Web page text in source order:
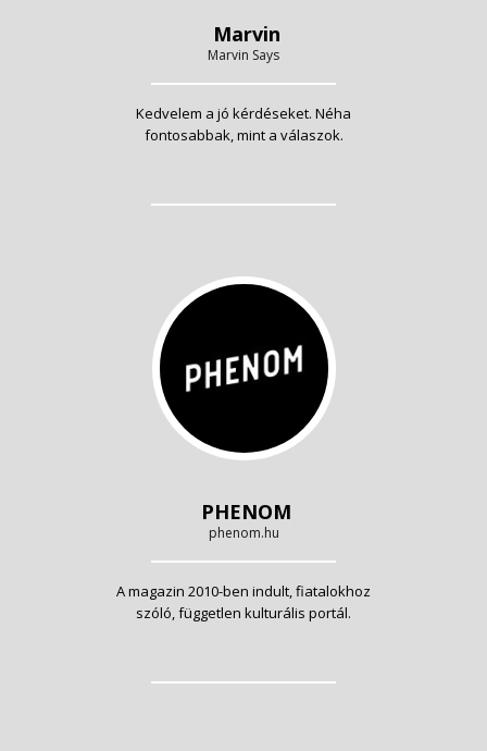
Marvin
Marvin Says
Kedvelem a jó kérdéseket. Néha
fontosabbak, mint a válaszok.
PHENOM
phenom.hu
A magazin 2010-ben indult, fiatalokhoz
szóló, független kulturális portál.